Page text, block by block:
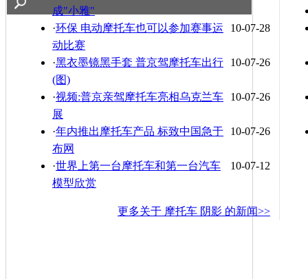
成"小雅"
10-07-28
·环保 电动摩托车也可以参加赛事运
动比赛
10-07-26
·黑衣墨镜黑手套 普京驾摩托车出行
(图)
10-07-26
·视频:普京亲驾摩托车亮相乌克兰车
展
10-07-26
·年内推出摩托车产品 标致中国急于
布网
10-07-12
·世界上第一台摩托车和第一台汽车
模型欣赏
更多关于 摩托车 阴影 的新闻>>